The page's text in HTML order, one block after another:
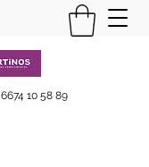
6674 10 58 89